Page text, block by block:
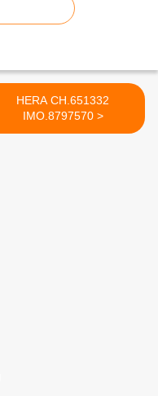
HERA CH.651332
IMO.8797570 >